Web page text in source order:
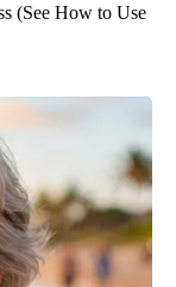
(See How to Use